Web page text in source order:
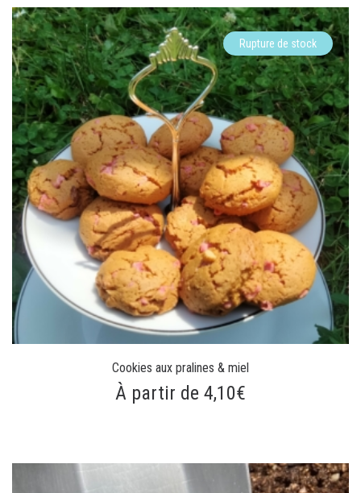
Rupture de stock
Cookies aux pralines & miel
À partir de 4,10€